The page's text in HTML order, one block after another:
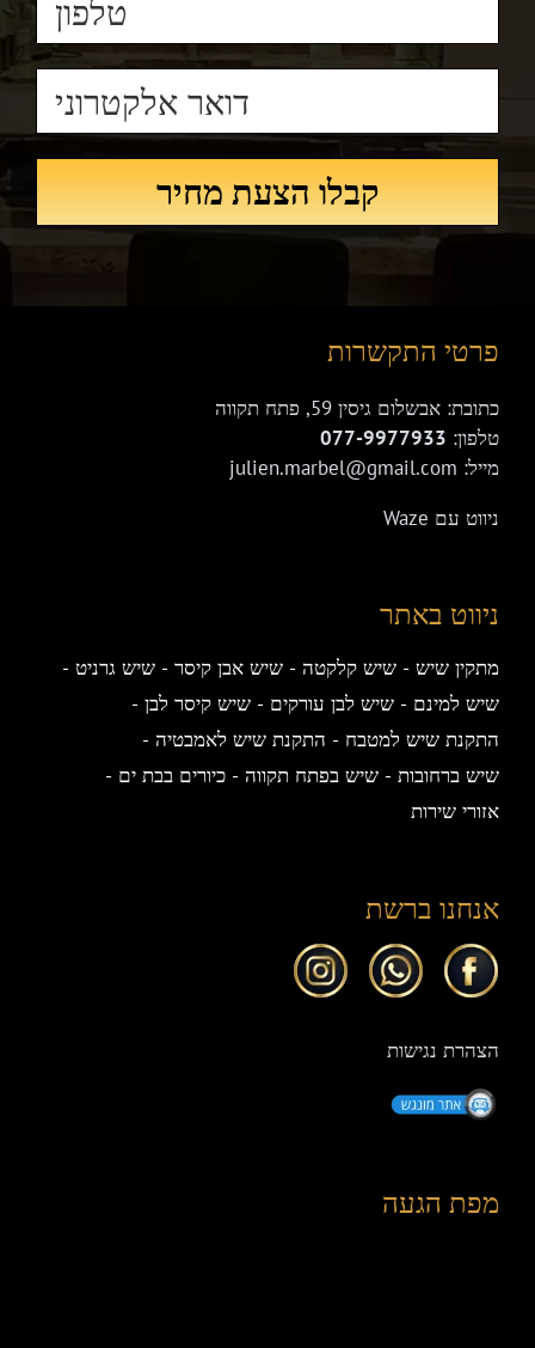
פרטי התקשרות
כתובת: אבשלום גיסין 59, פתח תקווה
טלפון: 077-9977933
מייל: julien.marbel@gmail.com
ניווט עם Waze
ניווט באתר
מתקין שיש שיש קלקטה שיש אבן קיסר
שיש גרניט
שיש למינם
שיש לבן עורקים
שיש קיסר לבן
התקנת שיש למטבח
התקנת שיש לאמבטיה
שיש ברחובות
שיש בפתח תקווה
כיורים בבת ים
אזורי שירות
אנחנו ברשת
הצהרת נגישות
מפת הגעה